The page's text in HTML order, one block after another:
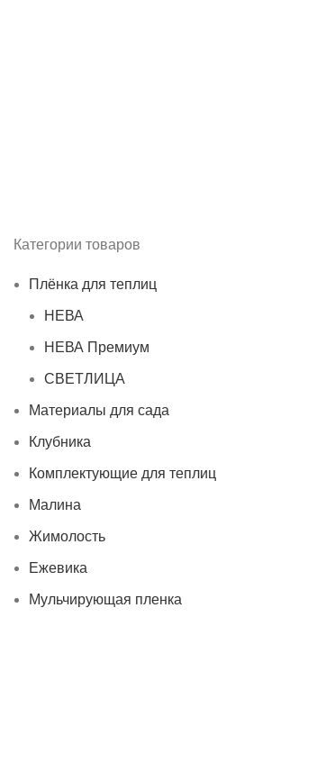
Категории товаров
Плёнка для теплиц
НЕВА
НЕВА Премиум
СВЕТЛИЦА
Материалы для сада
Клубника
Комплектующие для теплиц
Малина
Жимолость
Ежевика
Мульчирующая пленка